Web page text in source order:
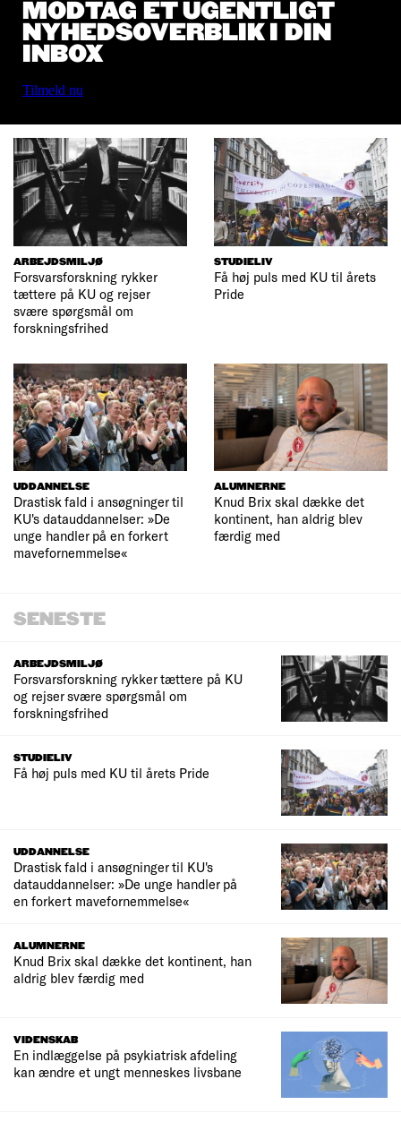
MODTAG ET UGENTLIGT
NYHEDSOVERBLIK I DIN
INBOX
Tilmeld nu
ARBEJDSMILJØ
Forsvarsforskning rykker
tættere på KU og rejser
svære spørgsmål om
forskningsfrihed
STUDIELIV
Få høj puls med KU til årets
Pride
UDDANNELSE
Drastisk fald i ansøgninger til
KU's datauddannelser: »De
unge handler på en forkert
mavefornemmelse«
ALUMNERNE
Knud Brix skal dække det
kontinent, han aldrig blev
færdig med
SENESTE
ARBEJDSMILJØ
Forsvarsforskning rykker tættere på KU
og rejser svære spørgsmål om
forskningsfrihed
STUDIELIV
Få høj puls med KU til årets Pride
UDDANNELSE
Drastisk fald i ansøgninger til KU's
datauddannelser: »De unge handler på
en forkert mavefornemmelse«
ALUMNERNE
Knud Brix skal dække det kontinent, han
aldrig blev færdig med
VIDENSKAB
En indlæggelse på psykiatrisk afdeling
kan ændre et ungt menneskes livsbane